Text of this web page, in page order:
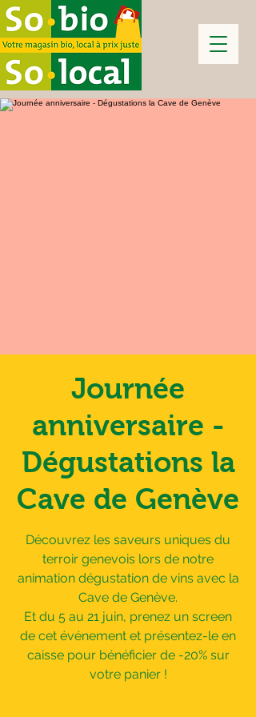
Journée
anniversaire -
Dégustations la
Cave de Genève
Découvrez les saveurs uniques du
terroir genevois lors de notre
animation dégustation de vins avec la
Cave de Genève.
Et du 5 au 21 juin, prenez un screen
de cet événement et présentez-le en
caisse pour bénéficier de -20% sur
votre panier !